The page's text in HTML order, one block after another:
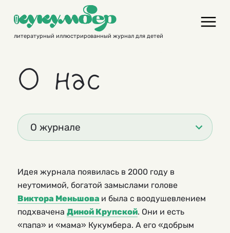
contentлитературный иллюстрированный журнал для детей
О нас
О журнале
Идея журнала появилась в 2000 году в
неутомимой, богатой замыслами голове
Виктора Меньшова и была с воодушевлением
подхвачена Диной Крупской. Они и есть
«папа» и «мама» Кукумбера. А его «добрым